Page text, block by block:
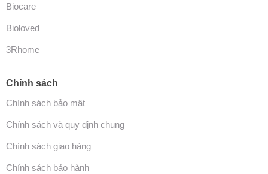
Biocare
Bioloved
3Rhome
Chính sách
Chính sách bảo mật
Chính sách và quy định chung
Chính sách giao hàng
Chính sách bảo hành